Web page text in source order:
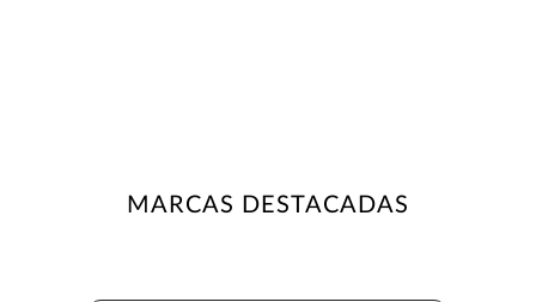
MARCAS DESTACADAS